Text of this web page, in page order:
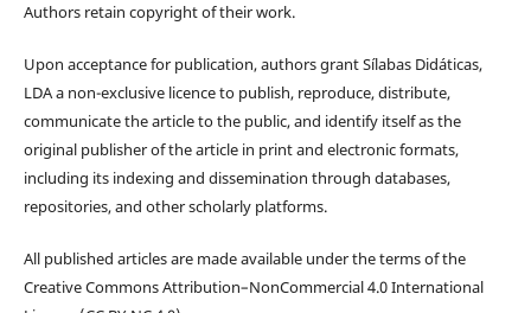
Authors retain copyright of their work.
Upon acceptance for publication, authors grant Sílabas Didáticas,
LDA a non-exclusive licence to publish, reproduce, distribute,
communicate the article to the public, and identify itself as the
original publisher of the article in print and electronic formats,
including its indexing and dissemination through databases,
repositories, and other scholarly platforms.
All published articles are made available under the terms of the
Creative Commons Attribution–NonCommercial 4.0 International